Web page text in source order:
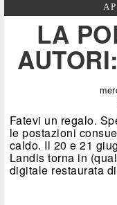
LA
Fatevi un regalo.
le postazioni
caldo. Il 20 e 21
Landis torna in
digitale restaurata